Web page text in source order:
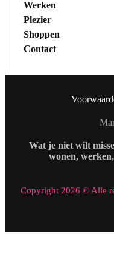
Werken
Plezier
Shoppen
Contact
Wat je niet wilt
wonen,
Copyright 2026 © Alle